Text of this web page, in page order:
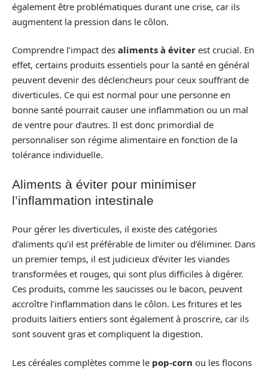
également être problématiques durant une crise, car ils
augmentent la pression dans le côlon.
Comprendre l’impact des aliments à éviter est crucial. En
effet, certains produits essentiels pour la santé en général
peuvent devenir des déclencheurs pour ceux souffrant de
diverticules. Ce qui est normal pour une personne en
bonne santé pourrait causer une inflammation ou un mal
de ventre pour d’autres. Il est donc primordial de
personnaliser son régime alimentaire en fonction de la
tolérance individuelle.
Aliments à éviter pour minimiser
l’inflammation intestinale
Pour gérer les diverticules, il existe des catégories
d’aliments qu’il est préférable de limiter ou d’éliminer. Dans
un premier temps, il est judicieux d’éviter les viandes
transformées et rouges, qui sont plus difficiles à digérer.
Ces produits, comme les saucisses ou le bacon, peuvent
accroître l’inflammation dans le côlon. Les fritures et les
produits laitiers entiers sont également à proscrire, car ils
sont souvent gras et compliquent la digestion.
Les céréales complètes comme le pop-corn ou les flocons